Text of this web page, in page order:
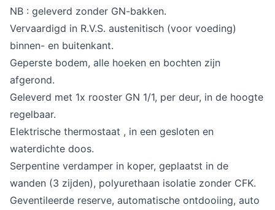
NB : geleverd zonder GN-bakken.
Vervaardigd in R.V.S. austenitisch (voor voeding)
binnen- en buitenkant.
Geperste bodem, alle hoeken en bochten zijn
afgerond.
Geleverd met 1x rooster GN 1/1, per deur, in de hoogte
regelbaar.
Elektrische thermostaat , in een gesloten en
waterdichte doos.
Serpentine verdamper in koper, geplaatst in de
wanden (3 zijden), polyurethaan isolatie zonder CFK.
Geventileerde reserve, automatische ontdooiing, auto